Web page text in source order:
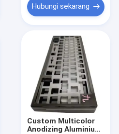
Hubungi sekarang
Custom Multicolor
Anodizing Aluminium